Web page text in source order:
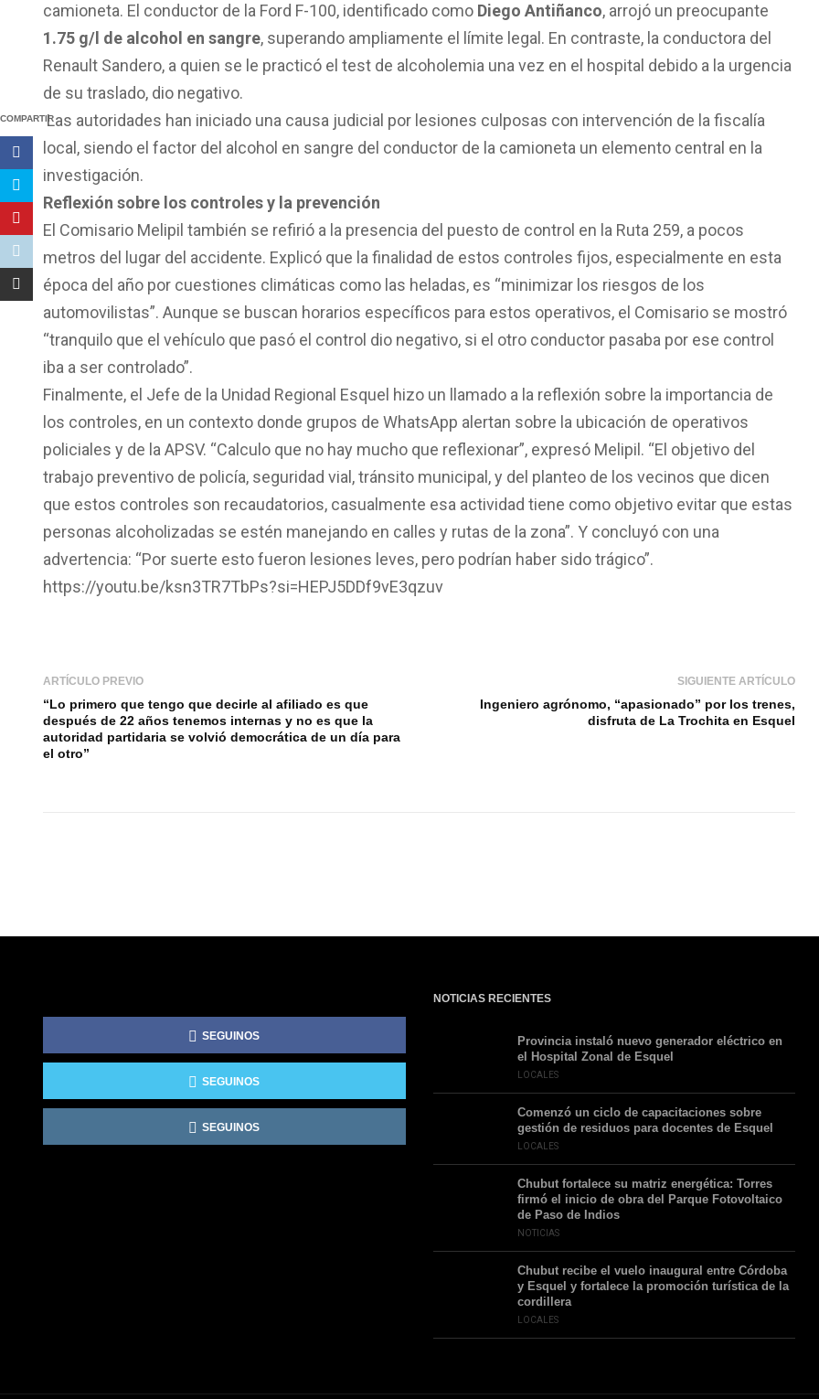
COMPARTIR
camioneta. El conductor de la Ford F-100, identificado como Diego Antiñanco, arrojó un preocupante
1.75 g/l de alcohol en sangre, superando ampliamente el límite legal. En contraste, la conductora del
Renault Sandero, a quien se le practicó el test de alcoholemia una vez en el hospital debido a la urgencia
de su traslado, dio negativo.
Las autoridades han iniciado una causa judicial por lesiones culposas con intervención de la fiscalía
local, siendo el factor del alcohol en sangre del conductor de la camioneta un elemento central en la
investigación.
Reflexión sobre los controles y la prevención
El Comisario Melipil también se refirió a la presencia del puesto de control en la Ruta 259, a pocos
metros del lugar del accidente. Explicó que la finalidad de estos controles fijos, especialmente en esta
época del año por cuestiones climáticas como las heladas, es “minimizar los riesgos de los
automovilistas”. Aunque se buscan horarios específicos para estos operativos, el Comisario se mostró
“tranquilo que el vehículo que pasó el control dio negativo, si el otro conductor pasaba por ese control
iba a ser controlado”.
Finalmente, el Jefe de la Unidad Regional Esquel hizo un llamado a la reflexión sobre la importancia de
los controles, en un contexto donde grupos de WhatsApp alertan sobre la ubicación de operativos
policiales y de la APSV. “Calculo que no hay mucho que reflexionar”, expresó Melipil. “El objetivo del
trabajo preventivo de policía, seguridad vial, tránsito municipal, y del planteo de los vecinos que dicen
que estos controles son recaudatorios, casualmente esa actividad tiene como objetivo evitar que estas
personas alcoholizadas se estén manejando en calles y rutas de la zona”. Y concluyó con una
advertencia: “Por suerte esto fueron lesiones leves, pero podrían haber sido trágico”.
https://youtu.be/ksn3TR7TbPs?si=HEPJ5DDf9vE3qzuv
ARTÍCULO PREVIO
“Lo primero que tengo que decirle al afiliado es que
después de 22 años tenemos internas y no es que la
autoridad partidaria se volvió democrática de un día para
el otro”
SIGUIENTE ARTÍCULO
Ingeniero agrónomo, “apasionado” por los trenes,
disfruta de La Trochita en Esquel
SEGUINOS
SEGUINOS
SEGUINOS
NOTICIAS RECIENTES
Provincia instaló nuevo generador eléctrico en
el Hospital Zonal de Esquel
LOCALES
Comenzó un ciclo de capacitaciones sobre
gestión de residuos para docentes de Esquel
LOCALES
Chubut fortalece su matriz energética: Torres
firmó el inicio de obra del Parque Fotovoltaico
de Paso de Indios
NOTICIAS
Chubut recibe el vuelo inaugural entre Córdoba
y Esquel y fortalece la promoción turística de la
cordillera
LOCALES